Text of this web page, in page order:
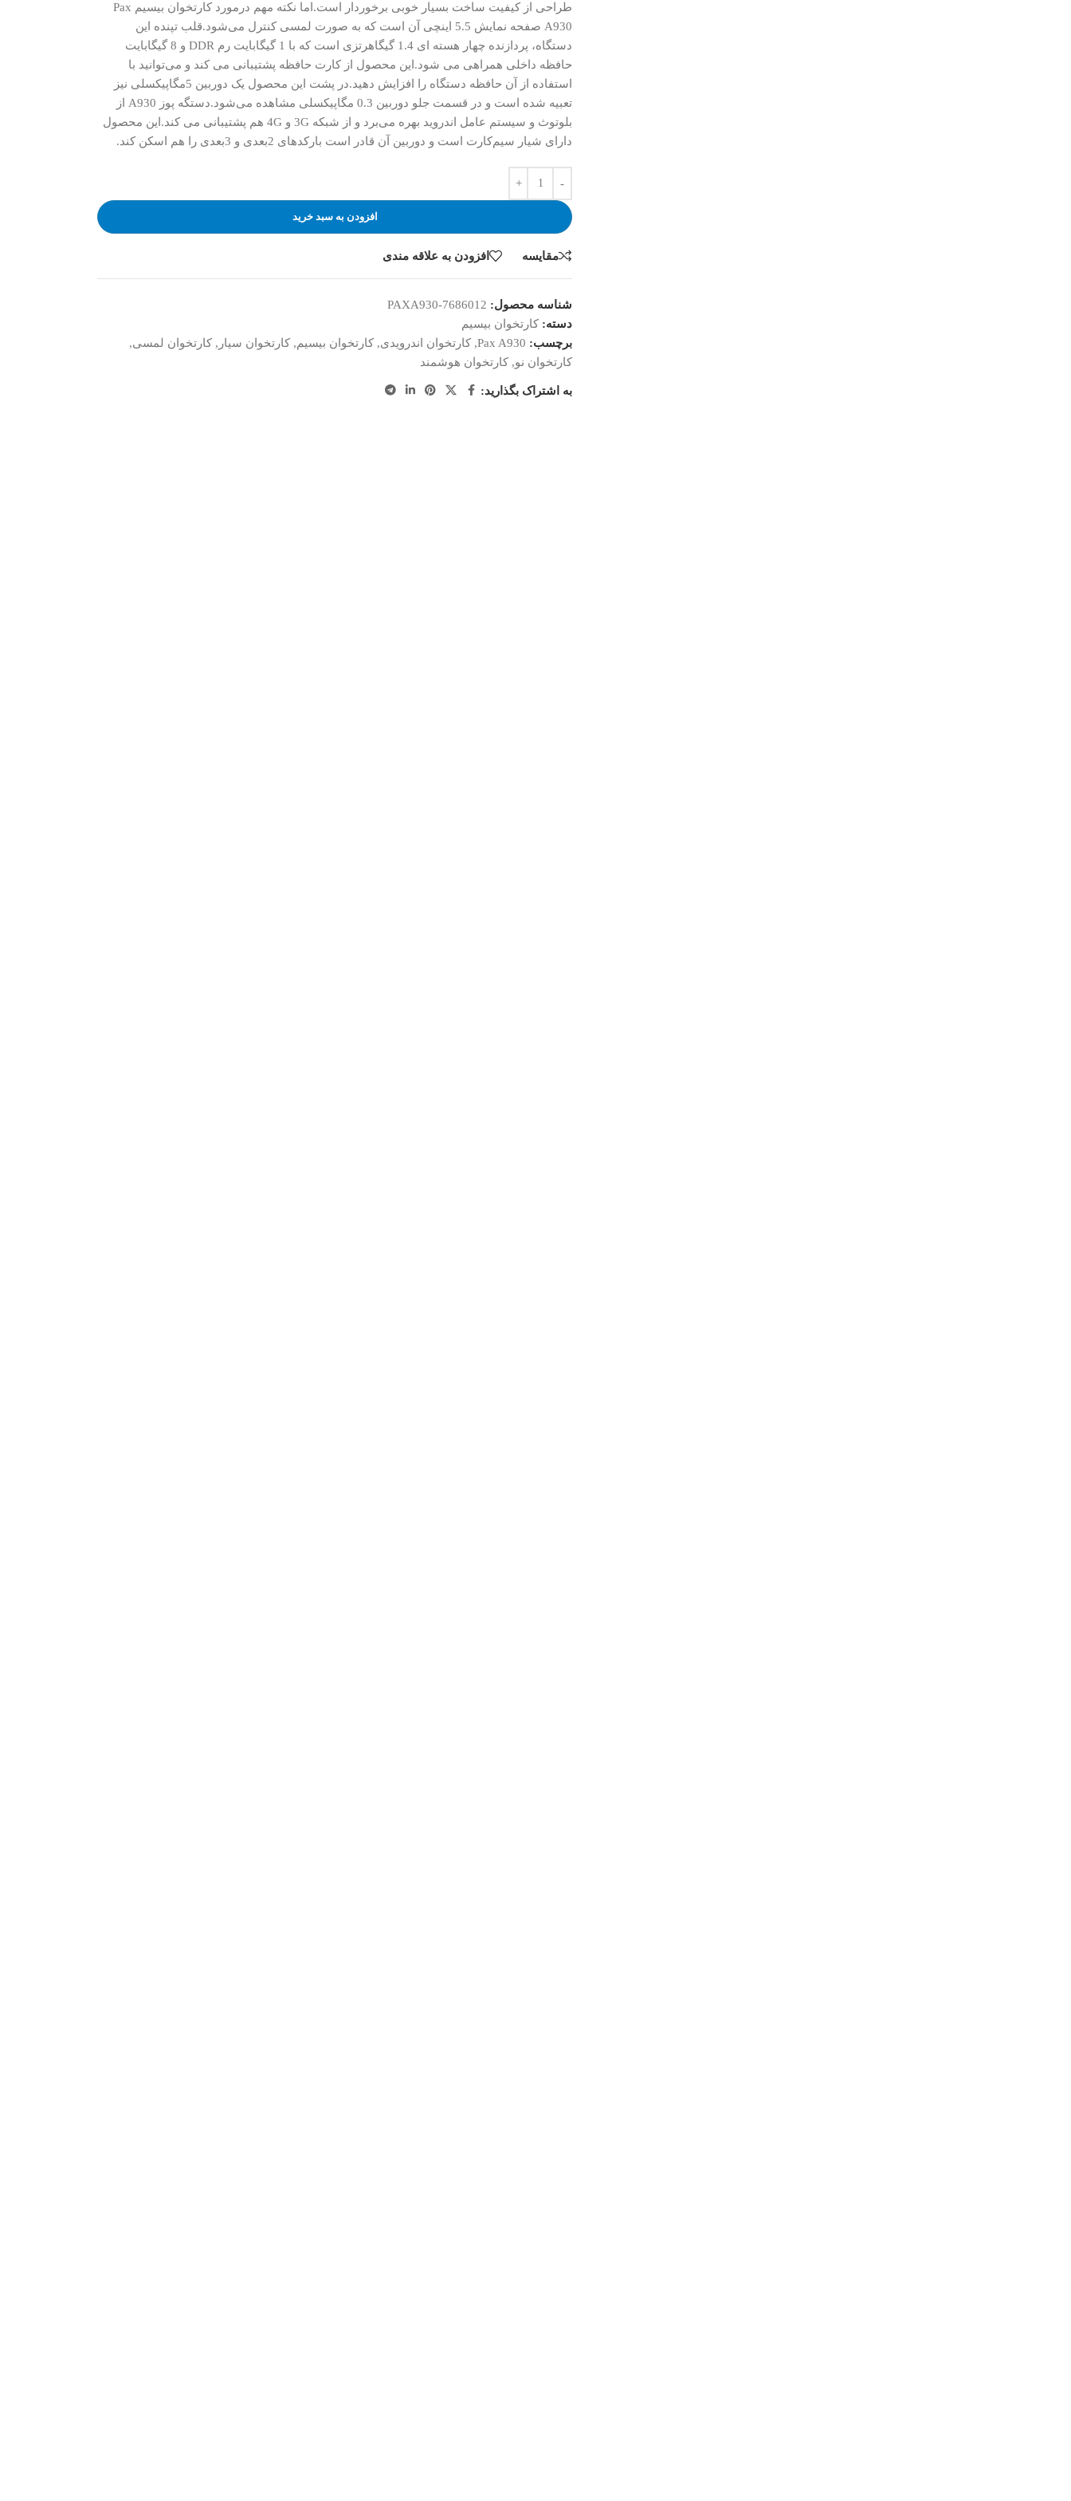
طراحی از کیفیت ساخت بسیار خوبی برخوردار است.اما نکته مهم درمورد کارتخوان بیسیم Pax
A930 صفحه نمایش 5.5 اینچی آن است که به صورت لمسی کنترل می‌شود.قلب تپنده این
دستگاه، پردازنده چهار هسته ای 1.4 گیگاهرتزی است که با 1 گیگابایت رم DDR و 8 گیگابایت
حافظه داخلی همراهی می شود.این محصول از کارت حافظه پشتیبانی می کند و می‌توانید با
استفاده از آن حافظه دستگاه را افزایش دهید.در پشت این محصول یک دوربین 5مگاپیکسلی نیز
تعبیه شده است و در قسمت جلو دوربین 0.3 مگاپیکسلی مشاهده می‌شود.دستگه پوز A930 از
بلوتوث و سیستم عامل اندروید بهره می‌برد و از شبکه 3G و 4G هم پشتیبانی می کند.این محصول
دارای شیار سیم‌کارت است و دوربین آن قادر است بارکدهای 2بعدی و 3بعدی را هم اسکن کند.
افزودن به سبد خرید
مقایسه افزودن به علاقه مندی
شناسه محصول: PAXA930-7686012
دسته: کارتخوان بیسیم
برچسب: Pax A930
, کارتخوان اندرویدی, کارتخوان بیسیم, کارتخوان سیار , کارتخوان لمسی,
کارتخوان نو, کارتخوان هوشمند
به اشتراک بگذارید: